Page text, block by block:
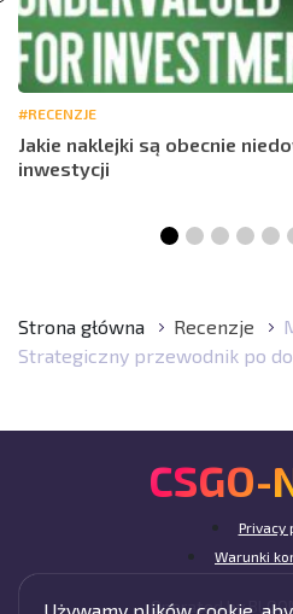
#RECENZJE
Jakie naklejki są obecnie
inwestycji
Strona główna Recenzje
Strategiczny przewodnik po
CSGO-
Privacy
Warunki
Operated by